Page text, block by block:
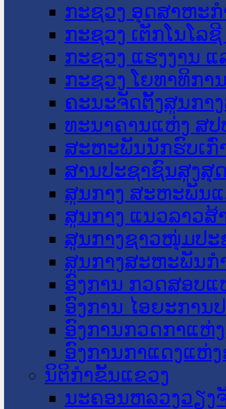
ກະຊວງ ອຸດສາຫະ
ກະຊວງ ເຕັກໂນໂລ
ກະຊວງ ແຮງງານ
ກະຊວງ ໂຍທາທິກາ
ຄະນະຈັດຕັ້ງສູນກາ
ທະນາຄານແຫ່ງ ສປ
ສະຫະພັນນັກຮົບເກົ່
ສານປະຊາຊົນສູງສຸ
ສູນກາງ ສະຫະພັນ
ສູນກາງ ແນວລາວສ້
ສູນກາງຊາວໜຸ່ມປະ
ສູນກາງສະຫະພັນກ
ອົງການ ກວດສອບແ
ອົງການ ໄອຍະການ
ອົງການກວດກາແຫ່
ອົງການກາແດງແຫ່
ນິຕິກໍາຂັ້ນແຂວງ
ນະ​ຄອນ​ຫລວງວຽງ